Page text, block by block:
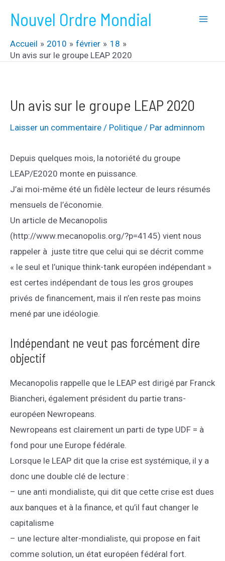
contenu
Nouvel Ordre Mondial
Accueil 2010 février
18
Un avis sur le groupe LEAP 2020
Un avis sur le groupe LEAP 2020
Laisser un commentaire / Politique / Par adminnom
Depuis quelques mois, la notoriété du groupe
LEAP/E2020 monte en puissance.
J’ai moi-même été un fidèle lecteur de leurs résumés
mensuels de l’économie.
Un article de Mecanopolis
(http://www.mecanopolis.org/?p=4145) vient nous
rappeler à juste titre que celui qui se décrit comme
« le seul et l’unique think-tank européen indépendant »
est certes indépendant de tous les gros groupes
privés de financement, mais il n’en reste pas moins
mené par une idéologie.
Indépendant ne veut pas forcément dire
objectif
Mecanopolis rappelle que le LEAP est dirigé par Franck
Biancheri, également président du partie trans-
européen Newropeans.
Newropeans est clairement un parti de type UDF = à
fond pour une Europe fédérale.
Lorsque le LEAP dit que la crise est systémique, il y a
donc une double clé de lecture :
– une anti mondialiste, qui dit que cette crise est dues
aux banques et à la finance, et qu’il faut changer le
capitalisme
– une lecture alter-mondialiste, qui propose en fait
comme solution, un état européen fédéral fort.